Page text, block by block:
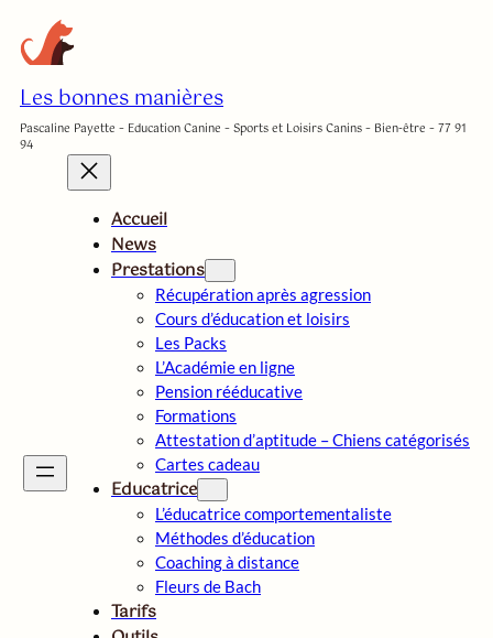
au
contenu
Les bonnes manières
Pascaline Payette – Education Canine – Sports et Loisirs Canins – Bien-être – 77 91
94
Accueil
News
Prestations
Récupération après agression
Cours d’éducation et loisirs
Les Packs
L’Académie en ligne
Pension rééducative
Formations
Attestation d’aptitude – Chiens catégorisés
Cartes cadeau
Educatrice
L’éducatrice comportementaliste
Méthodes d’éducation
Coaching à distance
Fleurs de Bach
Tarifs